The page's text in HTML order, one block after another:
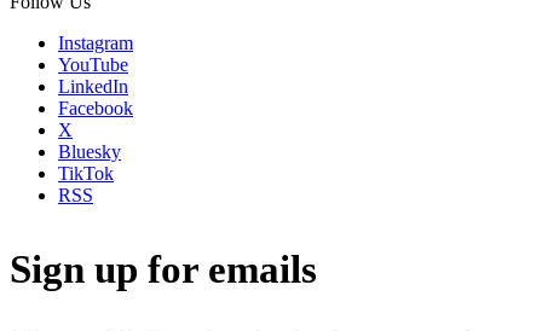
Instagram
YouTube
LinkedIn
Facebook
X
Bluesky
TikTok
RSS
Sign up for emails